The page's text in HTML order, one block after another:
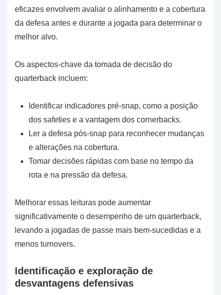
eficazes envolvem avaliar o alinhamento e a cobertura
da defesa antes e durante a jogada para determinar o
melhor alvo.
Os aspectos-chave da tomada de decisão do
quarterback incluem:
Identificar indicadores pré-snap, como a posição
dos safeties e a vantagem dos cornerbacks.
Ler a defesa pós-snap para reconhecer mudanças
e alterações na cobertura.
Tomar decisões rápidas com base no tempo da
rota e na pressão da defesa.
Melhorar essas leituras pode aumentar
significativamente o desempenho de um quarterback,
levando a jogadas de passe mais bem-sucedidas e a
menos turnovers.
Identificação e exploração de
desvantagens defensivas